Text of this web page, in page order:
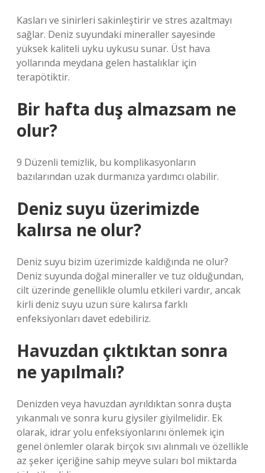
Kasları ve sinirleri sakinleştirir ve stres azaltmayı
sağlar. Deniz suyundaki mineraller sayesinde
yüksek kaliteli uyku uykusu sunar. Üst hava
yollarında meydana gelen hastalıklar için
terapötiktir.
Bir hafta duş almazsam ne
olur?
9 Düzenli temizlik, bu komplikasyonların
bazılarından uzak durmanıza yardımcı olabilir.
Deniz suyu üzerimizde
kalırsa ne olur?
Deniz suyu bizim üzerimizde kaldığında ne olur?
Deniz suyunda doğal mineraller ve tuz olduğundan,
cilt üzerinde genellikle olumlu etkileri vardır, ancak
kirli deniz suyu uzun süre kalırsa farklı
enfeksiyonları davet edebiliriz.
Havuzdan çıktıktan sonra
ne yapılmalı?
Denizden veya havuzdan ayrıldıktan sonra duşta
yıkanmalı ve sonra kuru giysiler giyilmelidir. Ek
olarak, idrar yolu enfeksiyonlarını önlemek için
genel önlemler olarak birçok sıvı alınmalı ve özellikle
az şeker içeriğine sahip meyve suları bol miktarda